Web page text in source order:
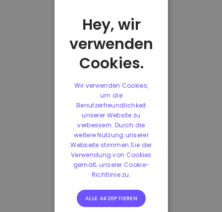
Hey, wir
verwenden
Cookies.
Wir verwenden Cookies,
um die
Benutzerfreundlichkeit
unserer Website zu
verbessern. Durch die
weitere Nutzung unserer
Webseite stimmen Sie der
Verwendung von Cookies
gemäß unserer Cookie-
Richtlinie zu.
ALLE AKZEPTIEREN